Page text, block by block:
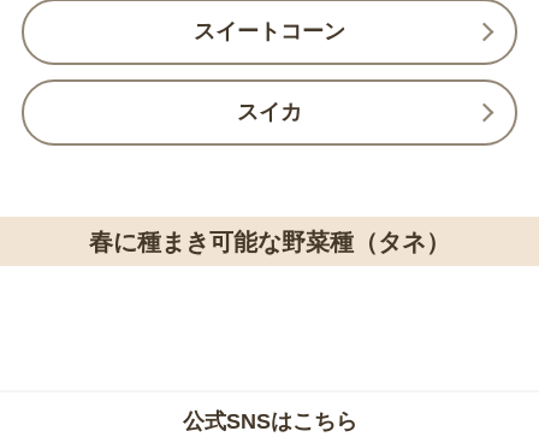
スイートコーン
スイカ
春に種まき可能な野菜種（タネ）
公式SNSはこちら